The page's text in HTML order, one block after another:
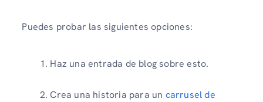
Puedes probar las siguientes opciones:
Haz una entrada de blog sobre esto.
Crea una historia para un carrusel de